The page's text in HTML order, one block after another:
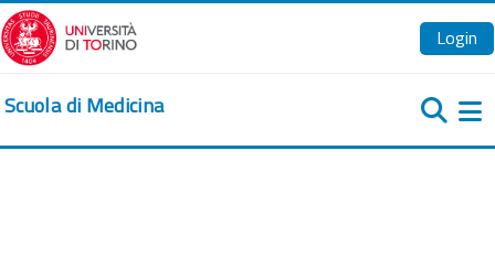
Vai al contenuto principale
Login
Scuola di Medicina